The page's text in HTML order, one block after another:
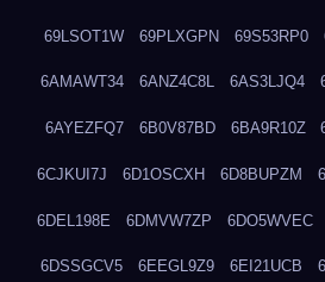
69LSOT1W 69PLXGPN 69S53RP0
6AMAWT34 6ANZ4C8L 6AS3LJQ4
6AYEZFQ7 6B0V87BD 6BA9R10Z
6CJKUI7J 6D1OSCXH 6D8BUPZM
6DEL198E 6DMVW7ZP 6DO5WVEC
6DSSGCV5 6EEGL9Z9 6EI21UCB